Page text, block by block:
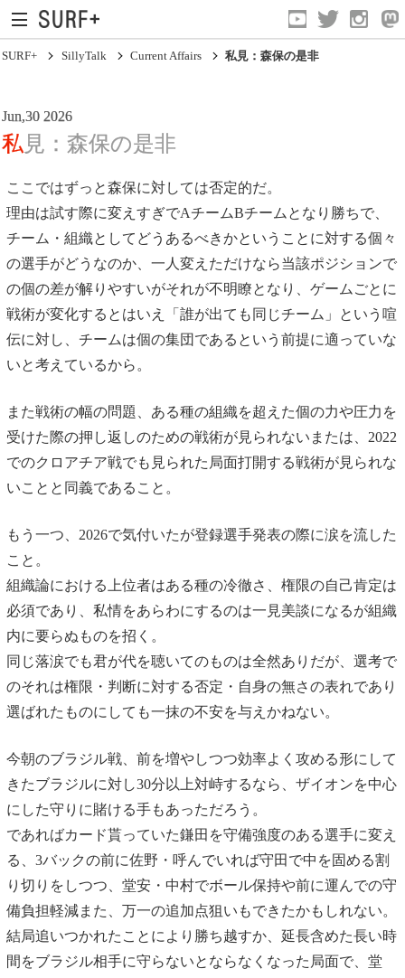
Current Affairs
Life In Surfing
Vibration
Mind
Clips
SURF+ SillyTalk Current Affairs 私見：森保の是非
Jun,30 2026
私見：森保の是非
ここではずっと森保に対しては否定的だ。
理由は試す際に変えすぎでAチームBチームとなり勝ちで、
チーム・組織としてどうあるべきかということに対する個々
の選手がどうなのか、一人変えただけなら当該ポジションで
の個の差が解りやすいがそれが不明瞭となり、ゲームごとに
戦術が変化するとはいえ「誰が出ても同じチーム」という喧
伝に対し、チームは個の集団であるという前提に適っていな
いと考えているから。
また戦術の幅の問題、ある種の組織を超えた個の力や圧力を
受けた際の押し返しのための戦術が見られないまたは、2022
でのクロアチア戦でも見られた局面打開する戦術が見られな
いことと同義であること。
もう一つ、2026で気付いたが登録選手発表の際に涙を流した
こと。
組織論における上位者はある種の冷徹さ、権限の自己肯定は
必須であり、私情をあらわにするのは一見美談になるが組織
内に要らぬものを招く。
同じ落涙でも君が代を聴いてのものは全然ありだが、選考で
のそれは権限・判断に対する否定・自身の無さの表れであり
選ばれたものにしても一抹の不安を与えかねない。
今朝のブラジル戦、前を増やしつつ効率よく攻める形にして
きたブラジルに対し30分以上対峙するなら、ザイオンを中心
にした守りに賭ける手もあっただろう。
であればカード貰っていた鎌田を守備強度のある選手に変え
る、3バックの前に佐野・呼んでいれば守田で中を固める割
り切りをしつつ、堂安・中村でボール保持や前に運んでの守
備負担軽減また、万一の追加点狙いもできたかもしれない。
結局追いつかれたことにより勝ち越すか、延長含めた長い時
間をブラジル相手に守らないとならなくなった局面で、堂